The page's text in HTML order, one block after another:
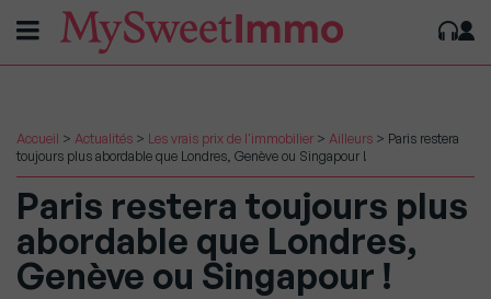
Accueil > Actualités > Les vrais prix de l'immobilier > Ailleurs > Paris restera
toujours plus abordable que Londres, Genève ou Singapour !
Paris restera toujours plus
abordable que Londres,
Genève ou Singapour !